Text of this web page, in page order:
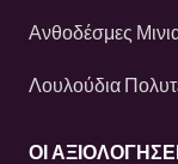
Ανθοδέσμες
Λουλούδια
ΟΙ